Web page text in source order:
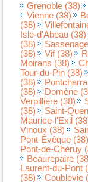
Grenoble (38)
Vienne (38)
(38)
Isle-d'Abeau (38)
(38)
(38)
Vif (38)
Moirans (38)
Tour-du-Pin (38)
(38)
(38)
Domène
Verpillière (38)
(38)
Saint-
Maurice-l'Exil
Vinoux (38)
Pont-Évêque (38)
Pont-de-Chéruy
Beaurepaire
Laurent-du-Pont
(38)
Coublevie